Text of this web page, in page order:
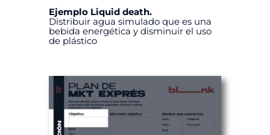
Ejemplo Liquid death.
Distribuir agua simulado que es una
bebida energética y disminuir el uso
de plástico